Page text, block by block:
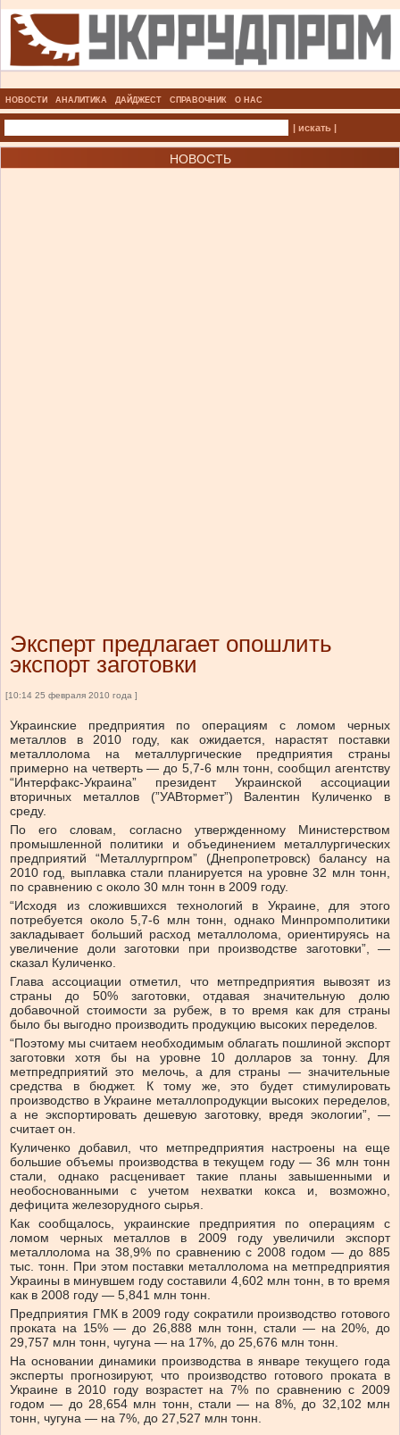
НОВОСТИ АНАЛИТИКА ДАЙДЖЕСТ СПРАВОЧНИК О НАС
| искать |
НОВОСТЬ
Эксперт предлагает опошлить
экспорт заготовки
[10:14 25 февраля 2010 года ]
Украинские предприятия по операциям с ломом черных
металлов в 2010 году, как ожидается, нарастят поставки
металлолома на металлургические предприятия страны
примерно на четверть — до 5,7-6 млн тонн, сообщил агентству
“Интерфакс-Украина” президент Украинской ассоциации
вторичных металлов (”УАВтормет”) Валентин Куличенко в
среду.
По его словам, согласно утвержденному Министерством
промышленной политики и объединением металлургических
предприятий “Металлургпром” (Днепропетровск) балансу на
2010 год, выплавка стали планируется на уровне 32 млн тонн,
по сравнению с около 30 млн тонн в 2009 году.
“Исходя из сложившихся технологий в Украине, для этого
потребуется около 5,7-6 млн тонн, однако Минпромполитики
закладывает больший расход металлолома, ориентируясь на
увеличение доли заготовки при производстве заготовки”, —
сказал Куличенко.
Глава ассоциации отметил, что метпредприятия вывозят из
страны до 50% заготовки, отдавая значительную долю
добавочной стоимости за рубеж, в то время как для страны
было бы выгодно производить продукцию высоких переделов.
“Поэтому мы считаем необходимым облагать пошлиной экспорт
заготовки хотя бы на уровне 10 долларов за тонну. Для
метпредприятий это мелочь, а для страны — значительные
средства в бюджет. К тому же, это будет стимулировать
производство в Украине металлопродукции высоких переделов,
а не экспортировать дешевую заготовку, вредя экологии”, —
считает он.
Куличенко добавил, что метпредприятия настроены на еще
большие объемы производства в текущем году — 36 млн тонн
стали, однако расценивает такие планы завышенными и
необоснованными с учетом нехватки кокса и, возможно,
дефицита железорудного сырья.
Как сообщалось, украинские предприятия по операциям с
ломом черных металлов в 2009 году увеличили экспорт
металлолома на 38,9% по сравнению с 2008 годом — до 885
тыс. тонн. При этом поставки металлолома на метпредприятия
Украины в минувшем году составили 4,602 млн тонн, в то время
как в 2008 году — 5,841 млн тонн.
Предприятия ГМК в 2009 году сократили производство готового
проката на 15% — до 26,888 млн тонн, стали — на 20%, до
29,757 млн тонн, чугуна — на 17%, до 25,676 млн тонн.
На основании динамики производства в январе текущего года
эксперты прогнозируют, что производство готового проката в
Украине в 2010 году возрастет на 7% по сравнению с 2009
годом — до 28,654 млн тонн, стали — на 8%, до 32,102 млн
тонн, чугуна — на 7%, до 27,527 млн тонн.